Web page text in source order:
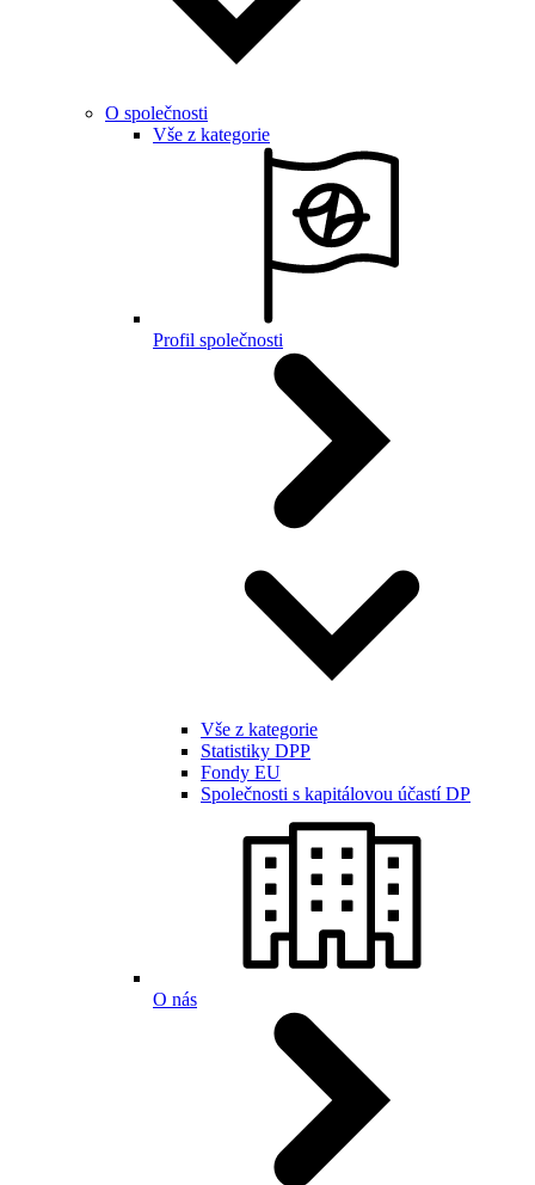
O společnosti
Vše z kategorie
Profil společnosti
Vše z kategorie
Statistiky DPP
Fondy EU
Společnosti s kapitálovou účastí DP
O nás